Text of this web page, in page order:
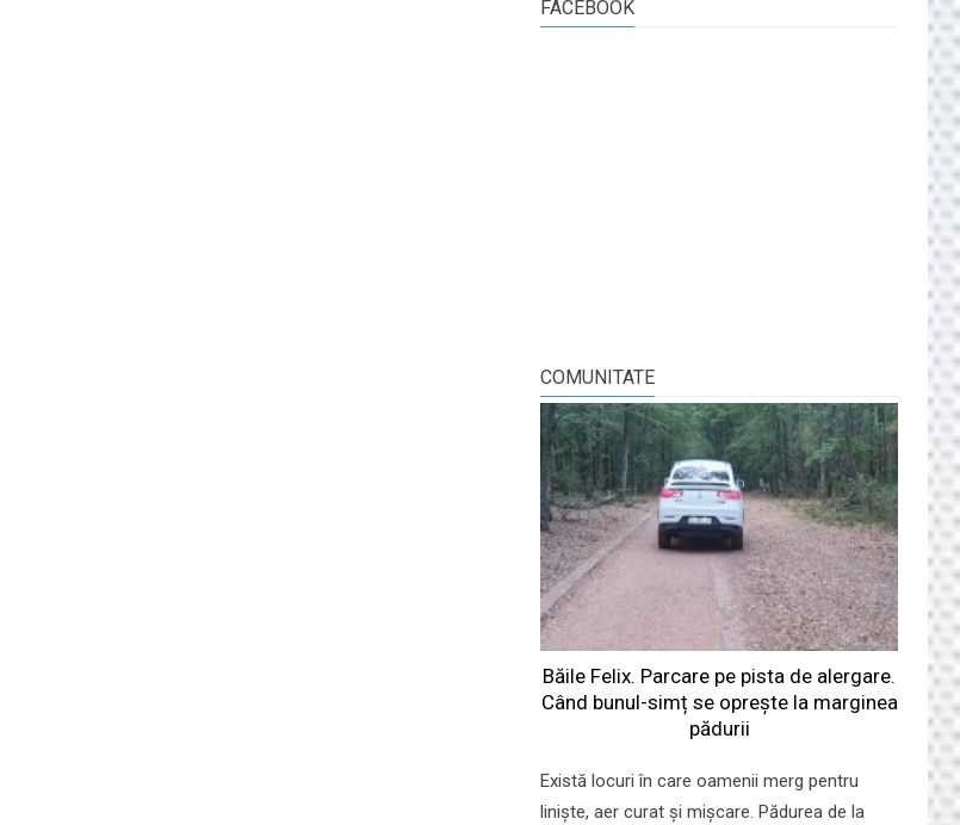
FACEBOOK
COMUNITATE
Băile Felix. Parcare pe pista de alergare.
Când bunul-simț se oprește la marginea
pădurii
Există locuri în care oamenii merg pentru
liniște, aer curat și mișcare. Pădurea de la